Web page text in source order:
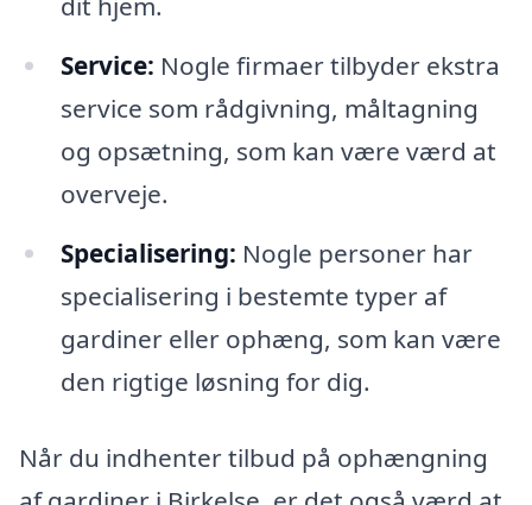
Service: Nogle firmaer tilbyder ekstra
service som rådgivning, måltagning
og opsætning, som kan være værd at
overveje.
Specialisering: Nogle personer har
specialisering i bestemte typer af
gardiner eller ophæng, som kan være
den rigtige løsning for dig.
Når du indhenter tilbud på ophængning